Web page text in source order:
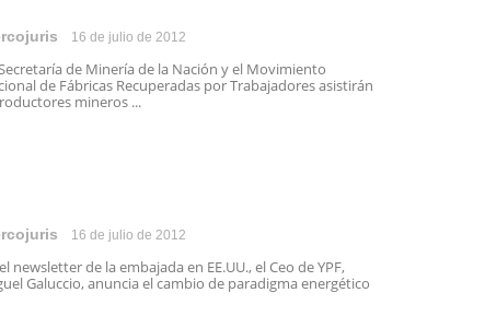
16 de julio de 2012
de Minería de la Nación y el Movimiento
de Fábricas Recuperadas por Trabajadores asistirán
mineros ...
16 de julio de 2012
newsletter de la embajada en EE.UU., el Ceo de YPF,
Galuccio, anuncia el cambio de paradigma energético